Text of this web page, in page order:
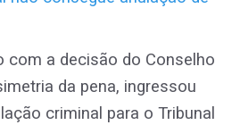
com a decisão do Conselho
da pena, ingressou
criminal para o Tribunal